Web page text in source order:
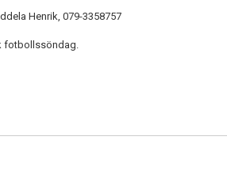
Henrik, 079-3358757
fotbollssöndag.